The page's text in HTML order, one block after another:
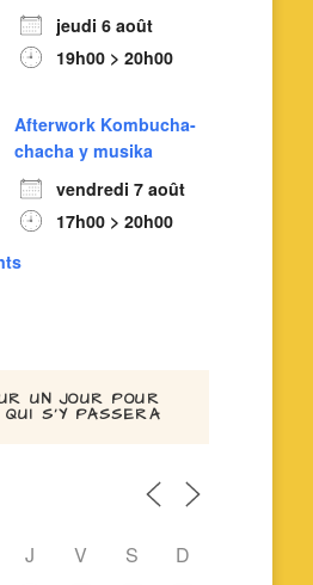
jeudi 6 août
19h00 > 20h00
Afterwork Kombucha-
chacha y musika
vendredi 7 août
17h00 > 20h00
UN JOUR POUR
S’Y PASSERA
J V S
D